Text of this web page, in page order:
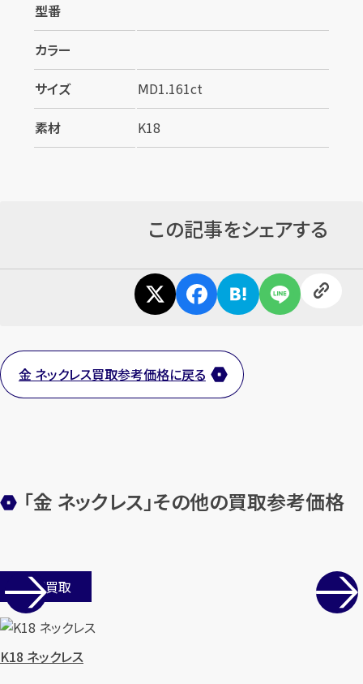
型番
カラー
サイズ
ⅯD1.161ct
素材
K18
この記事をシェアする
金 ネックレス買取参考価格に戻る
「金 ネックレス」その他の買取参考価格
店舗買取
K18 ネックレス